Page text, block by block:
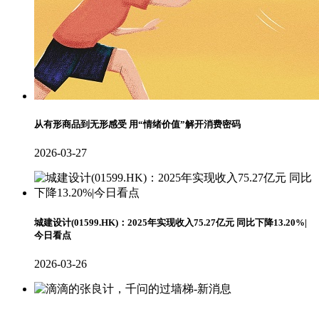
从有形商品到无形感受 用“情绪价值”解开消费密码
2026-03-27
城建设计(01599.HK)：2025年实现收入75.27亿元 同比下降13.20%|
今日看点
2026-03-26